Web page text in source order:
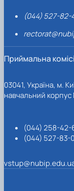
(044) 527-82-
Приймальна
03041, Україна, м.
навчальний
(044) 258-42-
(044) 527-83-